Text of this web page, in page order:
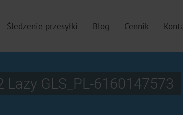
Śledzenie przesyłki Blog Cennik
Lazy GLS_PL-6160147573